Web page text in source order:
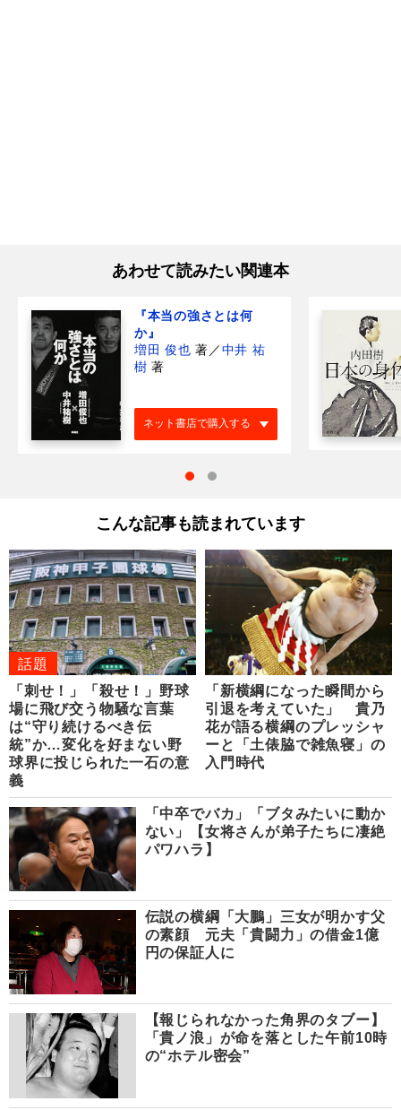
あわせて読みたい関連本
『本当の強さとは何
か』
増田 俊也 著 ／中井 祐
樹 著
ネット書店で購入する
こんな記事も読まれています
話題
「刺せ！」「殺せ！」野球
場に飛び交う物騒な言葉
は“守り続けるべき伝
統”か…変化を好まない野
球界に投じられた一石の意
義
「新横綱になった瞬間から
引退を考えていた」 貴乃
花が語る横綱のプレッシャ
ーと「土俵脇で雑魚寝」の
入門時代
「中卒でバカ」「ブタみたいに動か
ない」【女将さんが弟子たちに凄絶
パワハラ】
伝説の横綱「大鵬」三女が明かす父
の素顔 元夫「貴闘力」の借金1億
円の保証人に
【報じられなかった角界のタブー】
「貴ノ浪」が命を落とした午前10時
の“ホテル密会”